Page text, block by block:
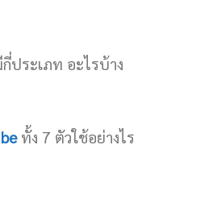
ประเภท อะไรบ้าง
ทั้ง 7 ตัวใช้อย่างไร